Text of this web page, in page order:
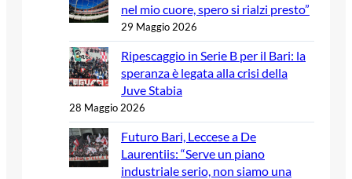
nel mio cuore, spero si rialzi presto”
29 Maggio 2026
Ripescaggio in Serie B per il Bari: la
speranza è legata alla crisi della
Juve Stabia
28 Maggio 2026
Futuro Bari, Leccese a De
Laurentiis: “Serve un piano
industriale serio, non siamo una